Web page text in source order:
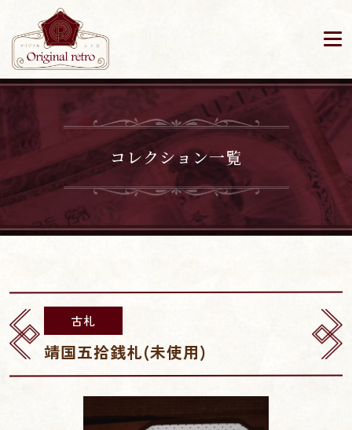
コレクション一覧
古札
靖国五拾銭札(未使用)